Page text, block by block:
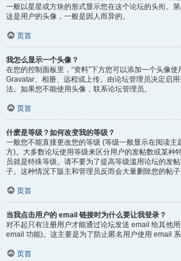
一般以星星或方块的形式显示您在这个论坛的头衔。
这是用户的头像，一般是因人而异的。
页首
我怎么显示一个头像？
在您的控制面板里，“资料”下方您可以添加一个头像使
Gravatar、相册、远程或上传。由论坛管理员决定启
法。如果您不能使用头像，联系论坛管理员。
页首
什麽是等级？如何改变我的等级？
一般您不能直接更改您的等级 (等级一般显示在阅读主
方)。大多数论坛使用等级来区分用户的发帖数或某种
员就是特殊等级。请不要为了提高等级滥用论坛的发
子。这种情况下版主和管理员反而会大量删除您的帖子
页首
当我点击用户的 email 链接时为什么要让我登录？
对不起只有注册用户才能通过论坛发送 email 给其他
email 功能)。这主要是为了防止匿名用户使用 email 系
页首